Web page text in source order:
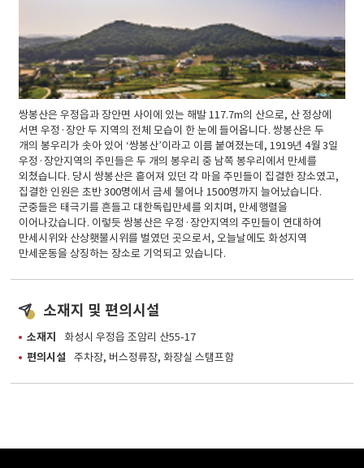
쌍봉산은 우정읍과 장안면 사이에 있는 해발 117.7m의 산으로, 산 정상에
서면 우정·장안 두 지역의 전체 모습이 한 눈에 들어옵니다. 쌍봉산은 두
개의 봉우리가 솟아 있어 ‘쌍봉산’이라고 이름 붙여졌는데, 1919년 4월 3일
우정·장안지역의 주민들은 두 개의 봉우리 중 남쪽 봉우리에서 만세를
외쳤습니다. 당시 쌍봉산은 흩어져 있던 각 마을 주민들이 집결한 장소였고,
집결한 인원은 초반 300명에서 금세 불어나 1500명까지 늘어났습니다.
군중들은 태극기를 흔들고 대한독립만세를 외치며, 만세행렬을
이어나갔습니다. 이렇듯 쌍봉산은 우정·장안지역의 주민들이 연대하여
만세시위와 산상횃불시위를 벌였던 곳으로서, 오늘날에도 화성지역
만세운동을 상징하는 장소로 기억되고 있습니다.
소재지 및 편의시설
소재지
화성시 우정읍 조암리 산55-17
편의시설
주차장, 버스정류장, 화장실 스탬프함